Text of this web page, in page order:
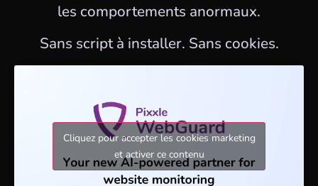
les comportements anormaux.
Sans script à installer. Sans cookies.
Cliquez pour accepter les cookies marketing
et activer ce contenu